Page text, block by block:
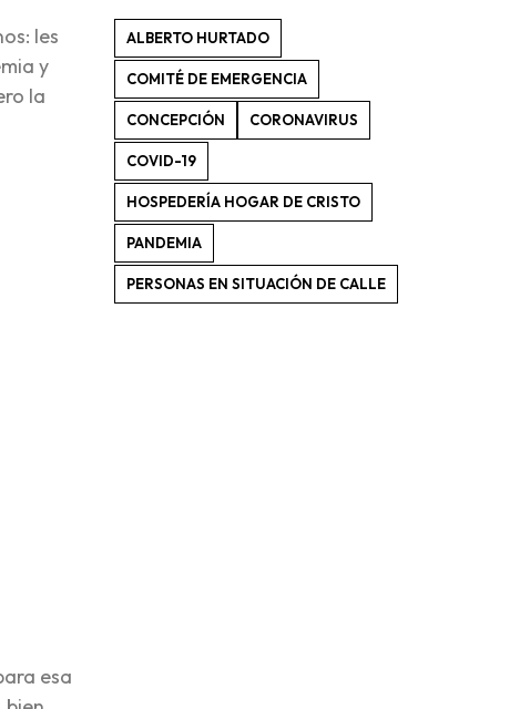
les
y
la
esa
ALBERTO HURTADO
COMITÉ DE EMERGENCIA
CONCEPCIÓN CORONAVIRUS
COVID-19
HOSPEDERÍA HOGAR DE CRISTO
PANDEMIA
PERSONAS EN SITUACIÓN DE CALLE